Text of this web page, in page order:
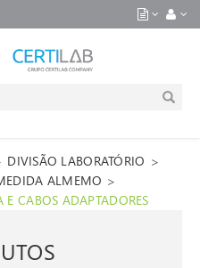
DIVISÃO LABORATÓRIO >
ALMEMO >
E CABOS ADAPTADORES